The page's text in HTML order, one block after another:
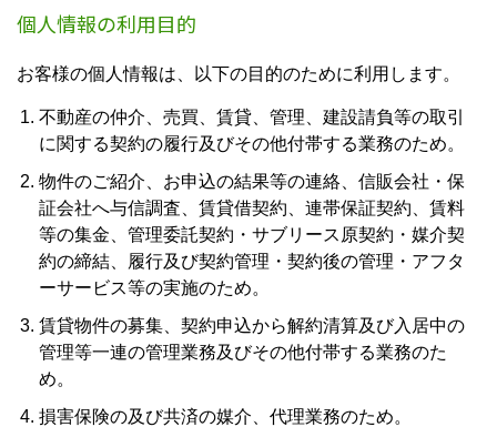
個人情報の利用目的
お客様の個人情報は、以下の目的のために利用します。
不動産の仲介、売買、賃貸、管理、建設請負等の取引
に関する契約の履行及びその他付帯する業務のため。
物件のご紹介、お申込の結果等の連絡、信販会社・保
証会社へ与信調査、賃貸借契約、連帯保証契約、賃料
等の集金、管理委託契約・サブリース原契約・媒介契
約の締結、履行及び契約管理・契約後の管理・アフタ
ーサービス等の実施のため。
賃貸物件の募集、契約申込から解約清算及び入居中の
管理等一連の管理業務及びその他付帯する業務のた
め。
損害保険の及び共済の媒介、代理業務のため。